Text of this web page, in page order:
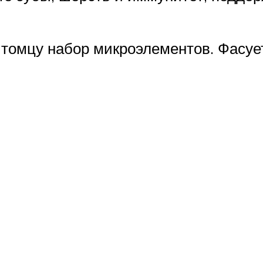
набор микроэлементов.